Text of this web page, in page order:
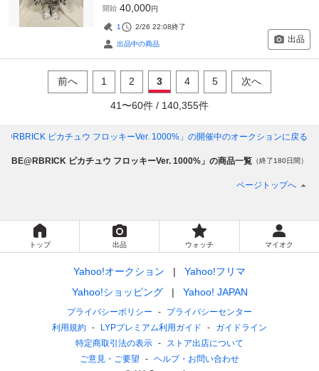
開始 40,000円
1 2/26 22:08終了
出品中の商品 出品
前へ 1 2 3 4 5 次へ
41 〜60件 / 140,355件
ピカチュウ フロッキーVer. 1000%」 の開催中のオークションに戻る
「BE@RBRICK ピカチュウ フロッキーVer. 1000%」の商品一覧 （終了180日間）
ページトップへ
トップ 出品 ウォッチ マイオク
Yahoo!オークション
Yahoo!フリマ
Yahoo!ショッピング
Yahoo! JAPAN
プライバシーポリシー
プライバシーセンター
利用規約
LYPプレミアム利用ガイド
ガイドライン
特定商取引法の表示
ストア出店について
ご意見・ご要望
ヘルプ・お問い合わせ